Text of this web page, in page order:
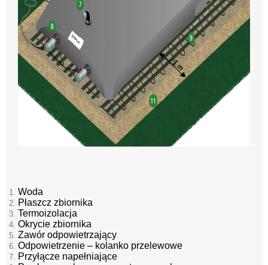
Woda
Płaszcz zbiornika
Termoizolacja
Okrycie zbiornika
Zawór odpowietrzający
Odpowietrzenie – kolanko przelewowe
Przyłącze napełniające